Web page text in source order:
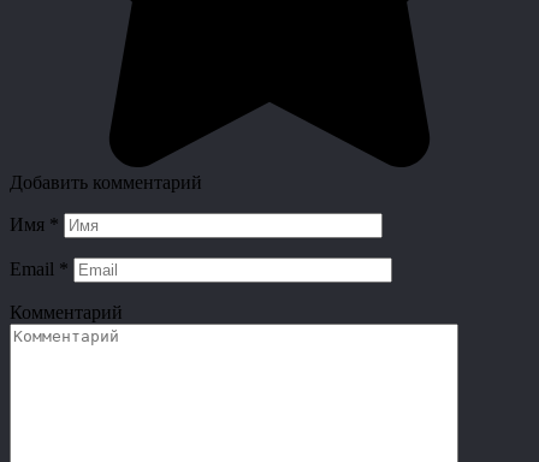
Добавить комментарий
Имя *
Email *
Комментарий